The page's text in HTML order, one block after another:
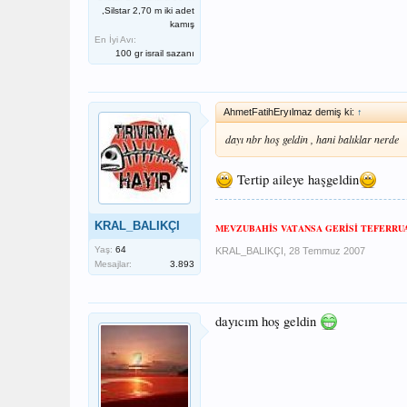
,Silstar 2,70 m iki adet
kamış
En İyi Avı:
100 gr israil sazanı
KRAL_BALIKÇI
Yaş: 64
Mesajlar:
3.893
AhmetFatihEryılmaz demiş ki: ↑
dayı nbr hoş geldin , hani balıklar nerde
Tertip aileye haşgeldin
MEVZUBAHİS VATANSA GERİSİ
KRAL_BALIKÇI 28 Temmuz 2007
dayıcım hoş geldin